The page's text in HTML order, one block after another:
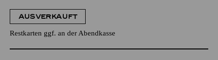
AUSVERKAUFT
Restkarten ggf. an der Abendkasse